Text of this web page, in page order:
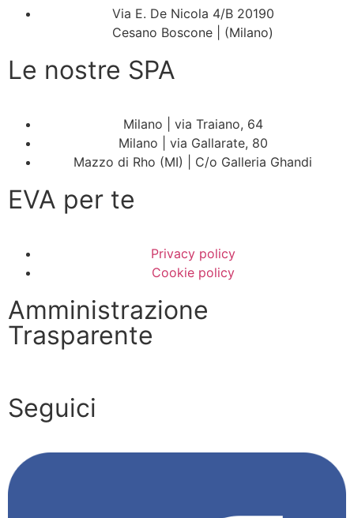
Via E. De Nicola 4/B 20190
Cesano Boscone | (Milano)
Le nostre SPA
Milano | via Traiano, 64
Milano | via Gallarate, 80
Mazzo di Rho (MI) | C/o Galleria Ghandi
EVA per te
Privacy policy
Cookie policy
Amministrazione
Trasparente
Seguici